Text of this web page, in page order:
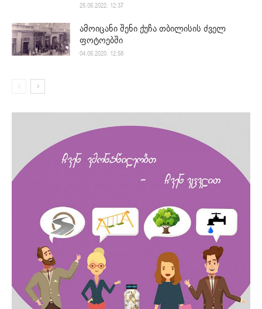
25.05.2022. 12:37
ამოიცანი შენი ქუჩა თბილისის ძველ
ფოტოებში
04.05.2020. 12:58